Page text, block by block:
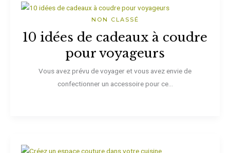
NON CLASSÉ
10 idées de cadeaux à coudre
pour voyageurs
Vous avez prévu de voyager et vous avez envie de
confectionner un accessoire pour ce...